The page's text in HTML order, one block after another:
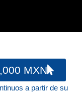
MXN
a partir de su